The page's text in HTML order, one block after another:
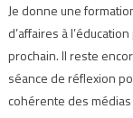
Je donne une
d’affaires à
prochain. Il reste
séance de réflexion
cohérente des médias